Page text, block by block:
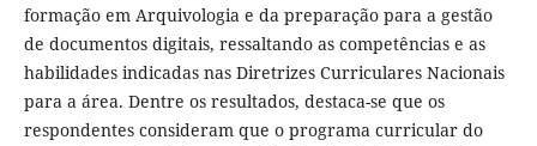
formação em Arquivologia e da preparação para a gestão
de documentos digitais, ressaltando as competências e as
habilidades indicadas nas Diretrizes Curriculares Nacionais
para a área. Dentre os resultados, destaca-se que os
respondentes consideram que o programa curricular do